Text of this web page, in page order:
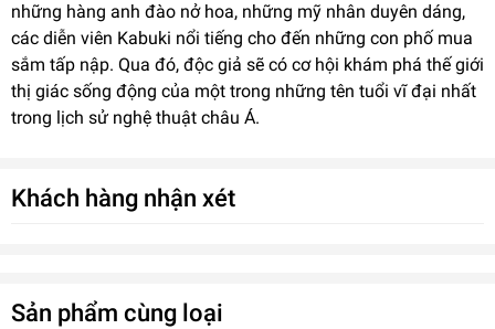
những hàng anh đào nở hoa, những mỹ nhân duyên dáng,
các diễn viên Kabuki nổi tiếng cho đến những con phố mua
sắm tấp nập. Qua đó, độc giả sẽ có cơ hội khám phá thế giới
thị giác sống động của một trong những tên tuổi vĩ đại nhất
trong lịch sử nghệ thuật châu Á.
Khách hàng nhận xét
Sản phẩm cùng loại